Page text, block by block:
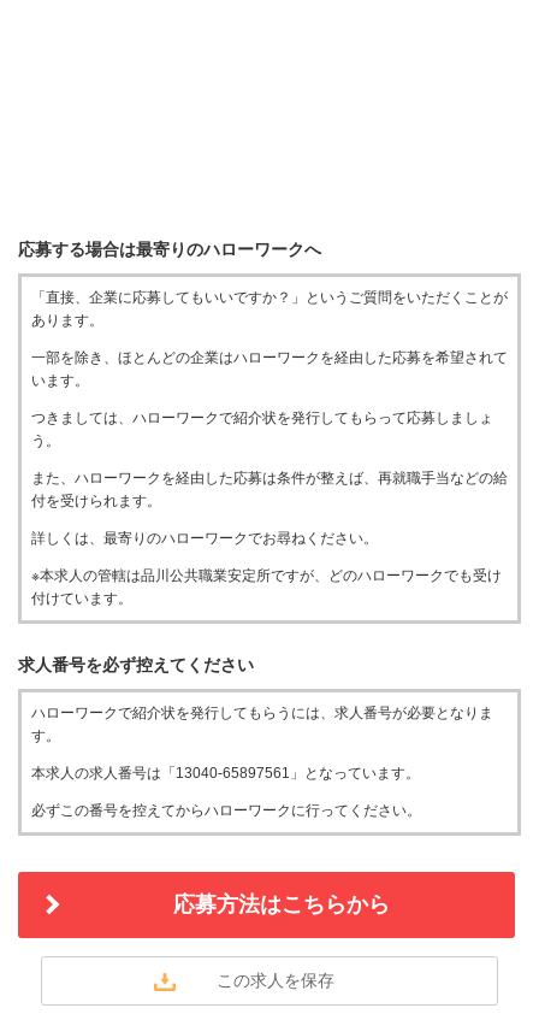
応募する場合は最寄りのハローワークへ
「直接、企業に応募してもいいですか？」というご質問をいただくことが
あります。
一部を除き、ほとんどの企業はハローワークを経由した応募を希望されて
います。
つきましては、ハローワークで紹介状を発行してもらって応募しましょ
う。
また、ハローワークを経由した応募は条件が整えば、再就職手当などの給
付を受けられます。
詳しくは、最寄りのハローワークでお尋ねください。
※本求人の管轄は品川公共職業安定所ですが、どのハローワークでも受け
付けています。
求人番号を必ず控えてください
ハローワークで紹介状を発行してもらうには、求人番号が必要となりま
す。
本求人の求人番号は「13040-65897561」となっています。
必ずこの番号を控えてからハローワークに行ってください。
応募方法はこちらから